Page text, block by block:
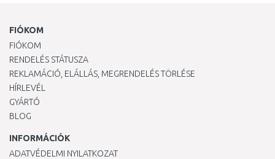
FIÓKOM
FIÓKOM
RENDELÉS STÁTUSZA
REKLAMÁCIÓ, ELÁLLÁS, MEGRENDELÉS TÖRLÉSE
HÍRLEVÉL
GYÁRTÓ
BLOG
INFORMÁCIÓK
ADATVÉDELMI NYILATKOZAT